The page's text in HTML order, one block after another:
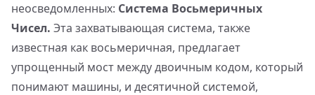
неосведомленных: Система Восьмеричных
Чисел. Эта захватывающая система, также
известная как восьмеричная, предлагает
упрощенный мост между двоичным кодом, который
понимают машины, и десятичной системой,